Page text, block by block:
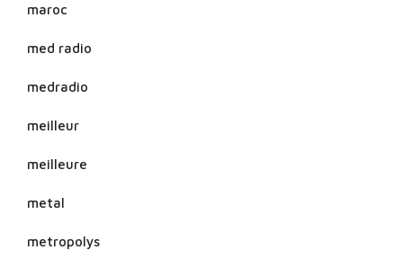
maroc
med radio
medradio
meilleur
meilleure
metal
metropolys